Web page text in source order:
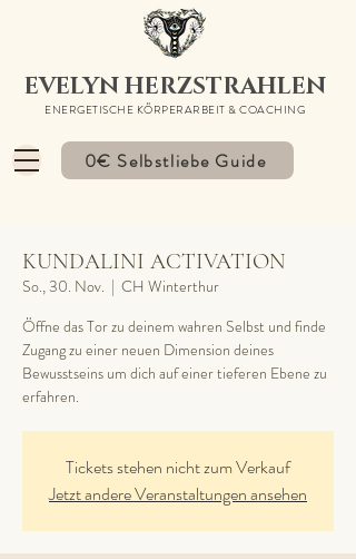
ENERGETISCHE KÖRPERARBEIT & COACHING
EVELYN HERZSTRAHLEN
0€ Selbstliebe Guide
KUNDALINI ACTIVATION
So., 30. Nov.
  |
CH Winterthur
Öffne das Tor zu deinem wahren Selbst und finde
Zugang zu einer neuen Dimension deines
Bewusstseins um dich auf einer tieferen Ebene zu
erfahren.
Tickets stehen nicht zum Verkauf
Jetzt andere Veranstaltungen ansehen